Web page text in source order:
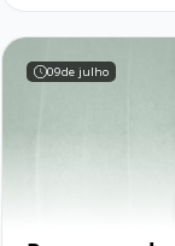
09de julho